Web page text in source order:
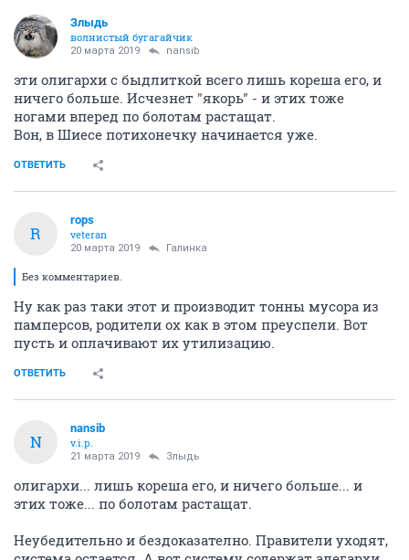
Злыдь
волнистый бугагайчик
20 марта 2019 nansib
эти олигархи с быдлиткой всего лишь кореша его, и
ничего больше. Исчезнет "якорь" - и этих тоже
ногами вперед по болотам растащат.
Вон, в Шиесе потихонечку начинается уже.
ОТВЕТИТЬ
R
rops
veteran
20 марта 2019 Галинка
Без комментариев.
Ну как раз таки этот и производит тонны мусора из
памперсов, родители ох как в этом преуспели. Вот
пусть и оплачивают их утилизацию.
ОТВЕТИТЬ
N
nansib
v.i.p.
21 марта 2019 Злыдь
олигархи... лишь кореша его, и ничего больше... и
этих тоже... по болотам растащат.
Неубедительно и бездоказателно. Правители уходят,